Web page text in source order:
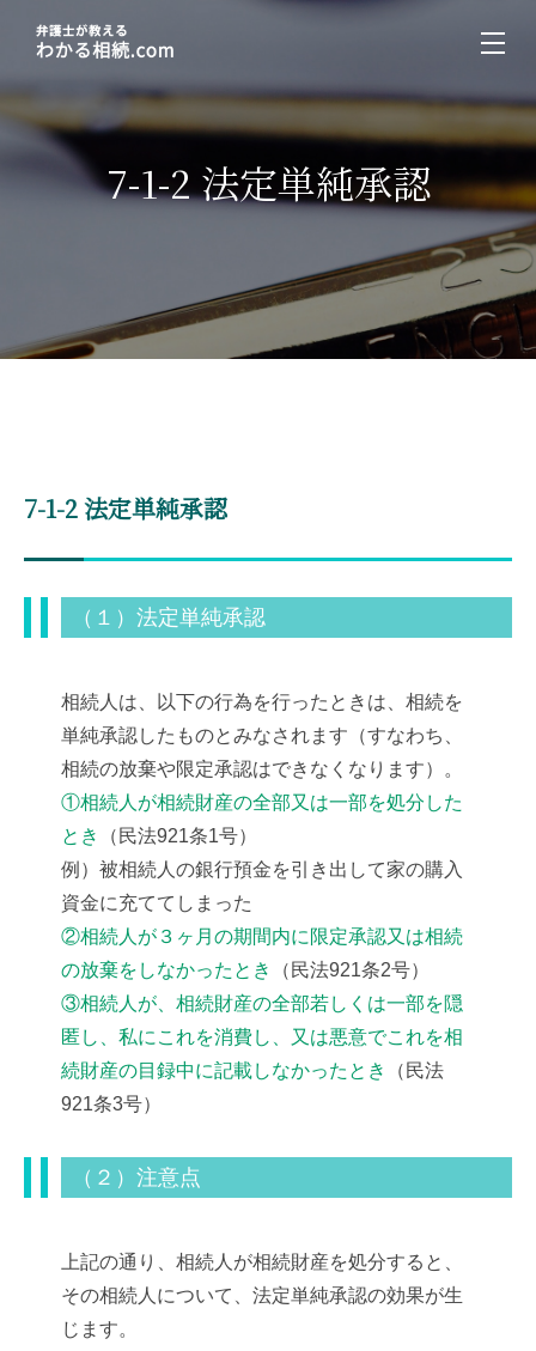
7-1-2 法定単純承認
7-1-2 法定単純承認
（１）法定単純承認
相続人は、以下の行為を行ったときは、相続を
単純承認したものとみなされます（すなわち、
相続の放棄や限定承認はできなくなります）。
①相続人が相続財産の全部又は一部を処分した
とき
（民法921条1号）
例）被相続人の銀行預金を引き出して家の購入
資金に充ててしまった
②相続人が３ヶ月の期間内に限定承認又は相続
の放棄をしなかったとき
（民法921条2号）
③相続人が、相続財産の全部若しくは一部を隠
匿し、私にこれを消費し、又は悪意でこれを相
続財産の目録中に記載しなかったとき
（民法
921条3号）
（２）注意点
上記の通り、相続人が相続財産を処分すると、
その相続人について、法定単純承認の効果が生
じます。